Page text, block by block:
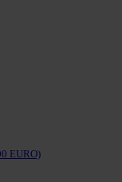
EURO)